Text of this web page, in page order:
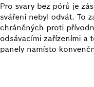
Pro svary bez pórů je
sváření nebyl odvát. To
chráněných proti
odsávacími zařízeními a
panely namísto